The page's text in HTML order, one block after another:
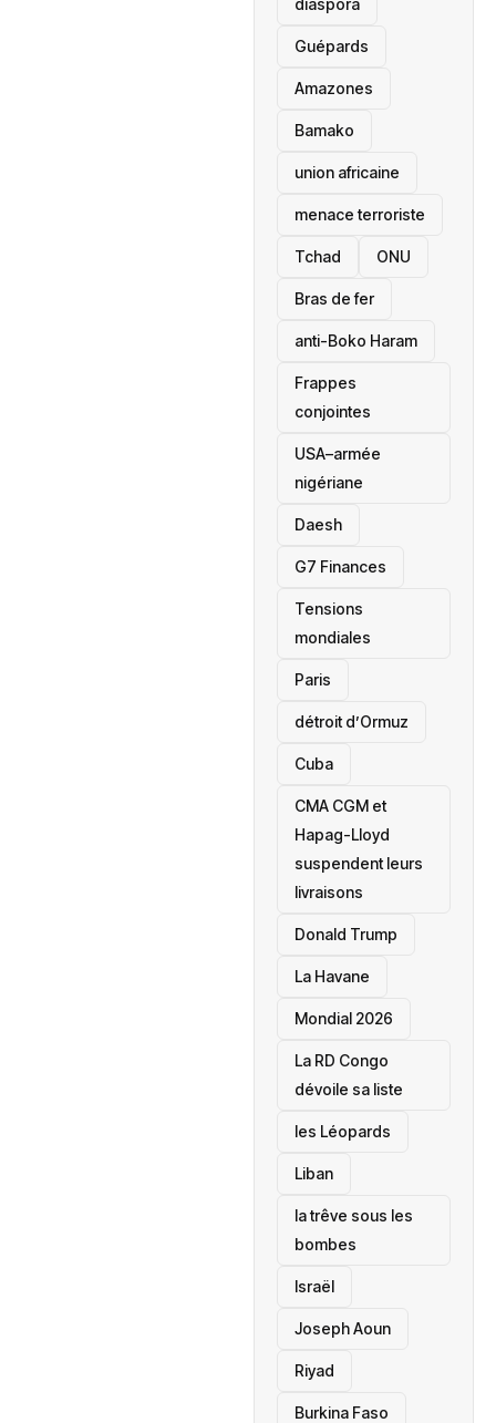
Guépards
Amazones
Bamako
union africaine
menace terroriste
‎Tchad ONU
Bras de fer
anti-Boko Haram
Frappes
conjointes
USA–armée
nigériane
Daesh
‎G7 Finances
Tensions
mondiales
Paris
détroit d’Ormuz
‎Cuba
CMA CGM et
Hapag-Lloyd
suspendent leurs
livraisons
Donald Trump
La Havane
Mondial 2026
La RD Congo
dévoile sa liste
les Léopards
‎Liban
la trêve sous les
bombes
Israël
Joseph Aoun
Riyad
Burkina Faso